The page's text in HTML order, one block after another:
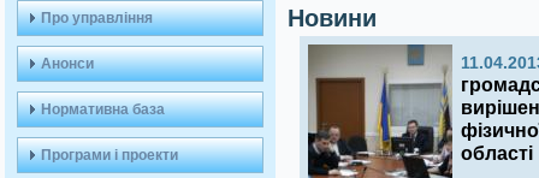
Про управління
Анонси
Нормативна база
Програми і проекти
Новини
області